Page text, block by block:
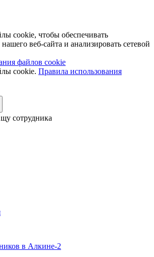
cookie, чтобы обеспечивать
веб-сайта и анализировать сетевой
файлов cookie
cookie. Правила использования
сотрудника
в Алкине-2